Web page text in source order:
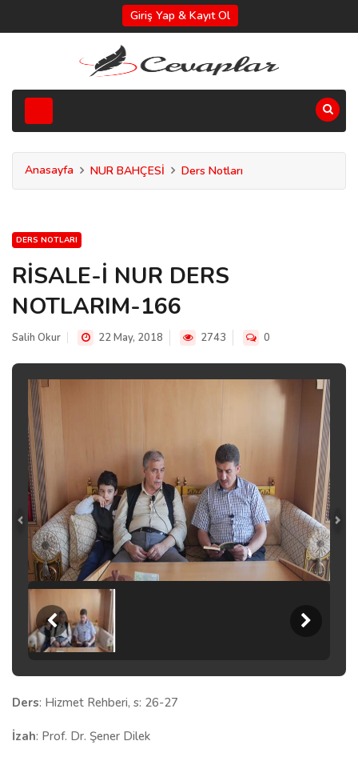
Giriş Yap & Kayıt Ol
Anasayfa NUR BAHÇESİ Ders Notları
DERS NOTLARI
RİSALE-İ NUR DERS
NOTLARIM-166
Salih Okur 22 May, 2018 2743 0
Ders: Hizmet Rehberi, s: 26-27
İzah: Prof. Dr. Şener Dilek